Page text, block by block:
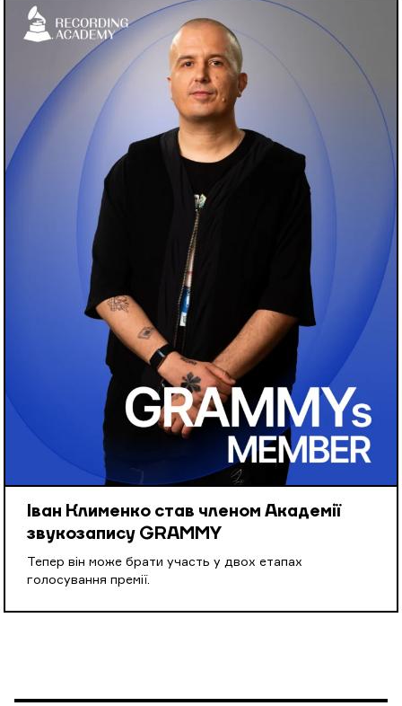
Іван Клименко став членом Академії
звукозапису GRAMMY
Тепер він може брати участь у двох етапах
голосування премії.